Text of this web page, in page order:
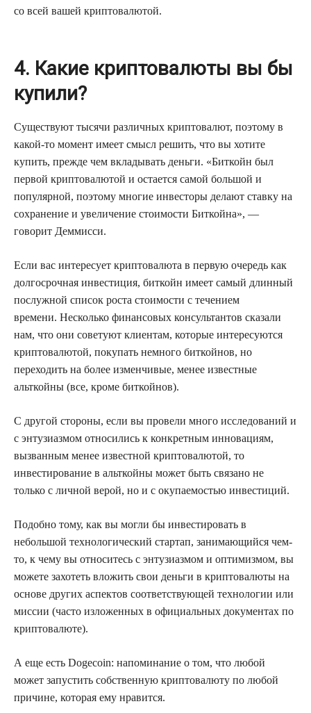
со всей вашей криптовалютой.
4. Какие криптовалюты вы бы
купили?
Существуют тысячи различных криптовалют, поэтому в
какой-то момент имеет смысл решить, что вы хотите
купить, прежде чем вкладывать деньги. «Биткойн был
первой криптовалютой и остается самой большой и
популярной, поэтому многие инвесторы делают ставку на
сохранение и увеличение стоимости Биткойна», —
говорит Деммисси.
Если вас интересует криптовалюта в первую очередь как
долгосрочная инвестиция, биткойн имеет самый длинный
послужной список роста стоимости с течением
времени. Несколько финансовых консультантов сказали
нам, что они советуют клиентам, которые интересуются
криптовалютой, покупать немного биткойнов, но
переходить на более изменчивые, менее известные
альткойны (все, кроме биткойнов).
С другой стороны, если вы провели много исследований и
с энтузиазмом относились к конкретным инновациям,
вызванным менее известной криптовалютой, то
инвестирование в альткойны может быть связано не
только с личной верой, но и с окупаемостью инвестиций.
Подобно тому, как вы могли бы инвестировать в
небольшой технологический стартап, занимающийся чем-
то, к чему вы относитесь с энтузиазмом и оптимизмом, вы
можете захотеть вложить свои деньги в криптовалюты на
основе других аспектов соответствующей технологии или
миссии (часто изложенных в официальных документах по
криптовалюте).
А еще есть Dogecoin: напоминание о том, что любой
может запустить собственную криптовалюту по любой
причине, которая ему нравится.